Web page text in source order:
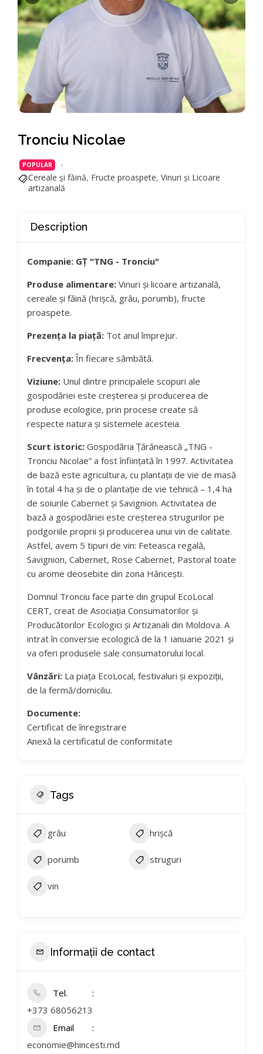
Tronciu Nicolae
POPULAR
Cereale și făină, Fructe proaspete, Vinuri și Licoare
artizanală
Description
Companie: GȚ "TNG - Tronciu"
Produse alimentare: Vinuri și licoare artizanală,
cereale și făină (hrișcă, grâu, porumb), fructe
proaspete.
Prezența la piață: Tot anul împrejur.
Frecvența: În fiecare sâmbătă.
Viziune: Unul dintre principalele scopuri ale
gospodăriei este creșterea și producerea de
produse ecologice, prin procese create să
respecte natura şi sistemele acesteia.
Scurt istoric: Gospodăria Țărănească „TNG -
Tronciu Nicolae” a fost înființată în 1997. Activitatea
de bază este agricultura, cu plantații de vie de masă
în total 4 ha și de o plantație de vie tehnică – 1,4 ha
de soiurile Cabernet și Savignion. Activitatea de
bază a gospodăriei este creșterea strugurilor pe
podgoriile proprii și producerea unui vin de calitate.
Astfel, avem 5 tipuri de vin: Feteasca regală,
Savignion, Cabernet, Rose Cabernet, Pastoral toate
cu arome deosebite din zona Hâncești.
Domnul Tronciu face parte din grupul EcoLocal
CERT, creat de Asociația Consumatorilor și
Producătorilor Ecologici și Artizanali din Moldova. A
intrat în conversie ecologică de la 1 ianuarie 2021 și
va oferi produsele sale consumatorului local.
Vânzări: La piața EcoLocal, festivaluri și expoziții,
de la fermă/domiciliu.
Documente:
Certificat de înregistrare
Anexă la certificatul de conformitate
Tags
grâu hrișcă
porumb struguri
vin
Informații de contact
Tel.
+373 68056213
Email
economie@hincesti.md